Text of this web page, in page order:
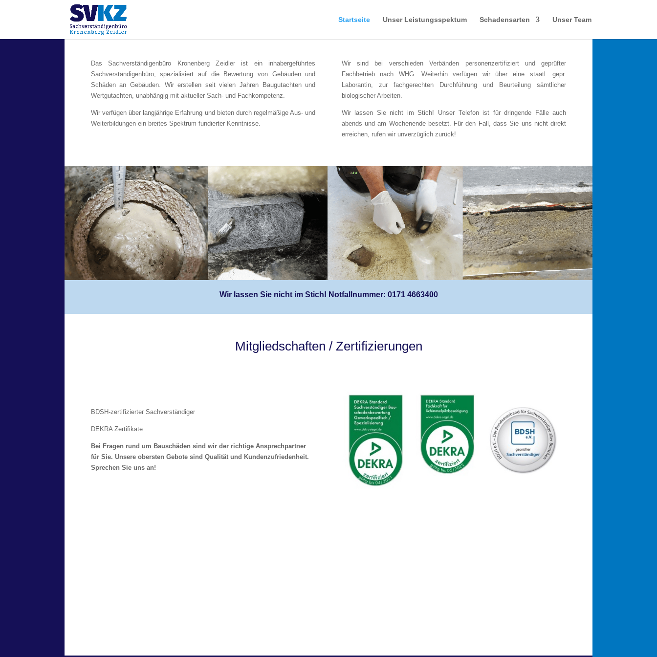
Startseite Unser Leistungsspektum Schadensarten Unser Team
Das Sachverständigenbüro Kronenberg Zeidler ist ein inhabergeführtes
Sachverständigenbüro, spezialisiert auf die Bewertung von Gebäuden und
Schäden an Gebäuden. Wir erstellen seit vielen Jahren Baugutachten und
Wertgutachten, unabhängig mit aktueller Sach- und Fachkompetenz.
Wir verfügen über langjährige Erfahrung und bieten durch regelmäßige Aus- und
Weiterbildungen ein breites Spektrum fundierter Kenntnisse.
Wir sind bei verschieden Verbänden personenzertifiziert und geprüfter
Fachbetrieb nach WHG. Weiterhin verfügen wir über eine staatl. gepr.
Laborantin, zur fachgerechten Durchführung und Beurteilung sämtlicher
biologischer Arbeiten.
Wir lassen Sie nicht im Stich! Unser Telefon ist für dringende Fälle auch
abends und am Wochenende besetzt. Für den Fall, dass Sie uns nicht direkt
erreichen, rufen wir unverzüglich zurück!
Wir lassen Sie nicht im Stich! Notfallnummer: 0171 4663400
Mitgliedschaften / Zertifizierungen
BDSH-zertifizierter Sachverständiger
DEKRA Zertifikate
Bei Fragen rund um Bauschäden sind wir der richtige Ansprechpartner
für Sie. Unsere obersten Gebote sind Qualität und Kundenzufriedenheit.
Sprechen Sie uns an!